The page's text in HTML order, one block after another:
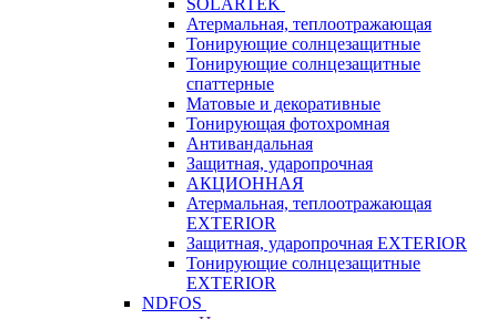
SOLARTEK
Атермальная, теплоотражающая
Тонирующие солнцезащитные
Тонирующие солнцезащитные
спаттерные
Матовые и декоративные
Тонирующая фотохромная
Антивандальная
Защитная, ударопрочная
АКЦИОННАЯ
Атермальная, теплоотражающая
EXTERIOR
Защитная, ударопрочная EXTERIOR
Тонирующие солнцезащитные
EXTERIOR
NDFOS